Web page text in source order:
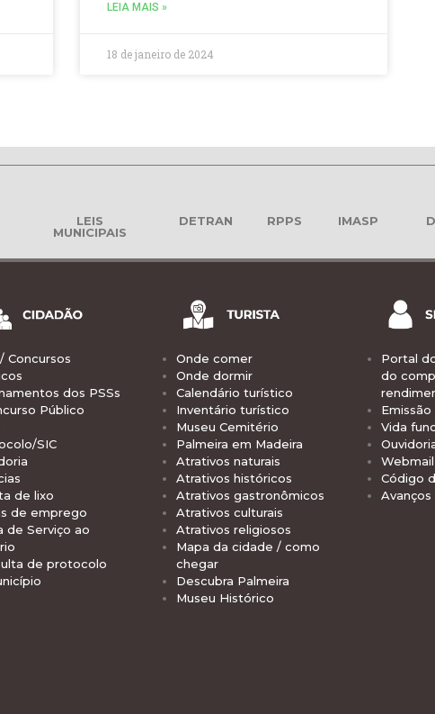
LEIA MAIS »
18 de janeiro de 2024
LEIS
MUNICIPAIS
DETRAN RPPS IMASP
Concursos
dos PSSs
Público
SIC
de lixo
de emprego
de Serviço ao
de protocolo
Onde comer
Onde dormir
Calendário turístico
Inventário turístico
Museu Cemitério
Palmeira em Madeira
Atrativos naturais
Atrativos históricos
Atrativos gastronômicos
Atrativos culturais
Atrativos religiosos
Mapa da cidade / como
chegar
Descubra Palmeira
Museu Histórico
Portal
do
Vida
Código
Avanços